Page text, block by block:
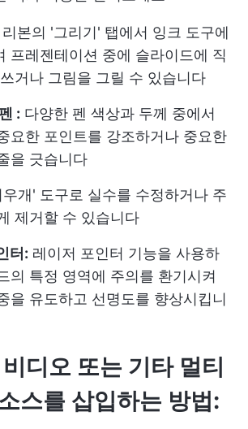
리본의 '그리기' 탭에서 잉크 도구에
프레젠테이션 중에 슬라이드에 직
거나 그림을 그릴 수 있습니다
: 다양한 펜 색상과 두께 중에서
요한 포인트를 강조하거나 중요한
을 긋습니다
우개' 도구로 실수를 수정하거나 주
제거할 수 있습니다
터: 레이저 포인터 기능을 사용하
의 특정 영역에 주의를 환기시켜
을 유도하고 선명도를 향상시킵니
디오 또는 기타 멀티
스를 삽입하는 방법: